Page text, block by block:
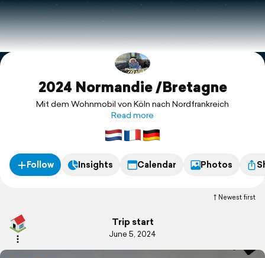
Flyover video
Explore
Support
2024 Normandie /Bretagne
Mit dem Wohnmobil von Köln nach Nordfrankreich
Read more
Follow Insights Calendar Photos
Newest first
Trip start
June 5, 2024